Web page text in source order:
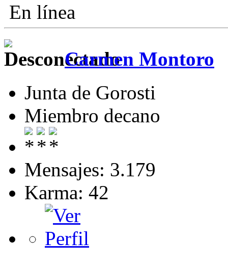
En línea
Carmen Montoro
Junta de Gorosti
Miembro decano
Mensajes: 3.179
Karma: 42